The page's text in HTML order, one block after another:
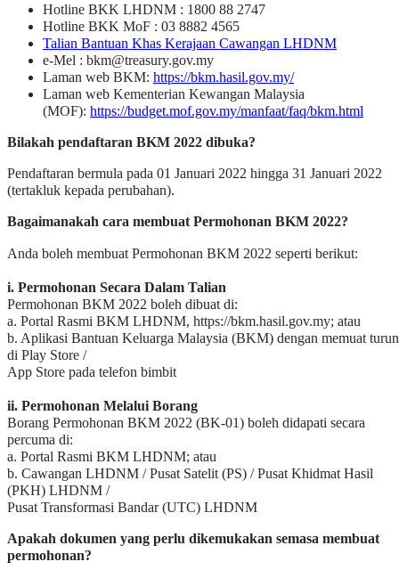
Hotline BKK LHDNM : 1800 88 2747
Hotline BKK MoF : 03 8882 4565
Talian Bantuan Khas Kerajaan Cawangan LHDNM
e-Mel : bkm@treasury.gov.my
Laman web BKM: https://bkm.hasil.gov.my/
Laman web Kementerian Kewangan Malaysia
(MOF): https://budget.mof.gov.my/manfaat/faq/bkm.html
Bilakah pendaftaran BKM 2022 dibuka?
Pendaftaran bermula pada 01 Januari 2022 hingga 31 Januari 2022
(tertakluk kepada perubahan).
Bagaimanakah cara membuat Permohonan BKM 2022?
Anda boleh membuat Permohonan BKM 2022 seperti berikut:
i. Permohonan Secara Dalam Talian
Permohonan BKM 2022 boleh dibuat di:
a. Portal Rasmi BKM LHDNM, https://bkm.hasil.gov.my; atau
b. Aplikasi Bantuan Keluarga Malaysia (BKM) dengan memuat turun
di Play Store /
App Store pada telefon bimbit
ii. Permohonan Melalui Borang
Borang Permohonan BKM 2022 (BK-01) boleh didapati secara
percuma di:
a. Portal Rasmi BKM LHDNM; atau
b. Cawangan LHDNM / Pusat Satelit (PS) / Pusat Khidmat Hasil
(PKH) LHDNM /
Pusat Transformasi Bandar (UTC) LHDNM
Apakah dokumen yang perlu dikemukakan semasa membuat
permohonan?